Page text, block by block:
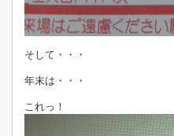
そして・・・
年末は・・・
これっ！